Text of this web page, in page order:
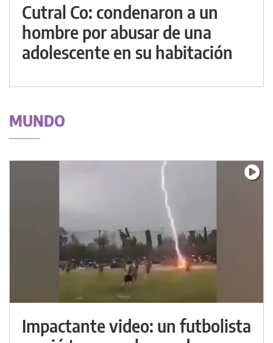
Cutral Co: condenaron a un
hombre por abusar de una
adolescente en su habitación
MUNDO
Impactante video: un futbolista